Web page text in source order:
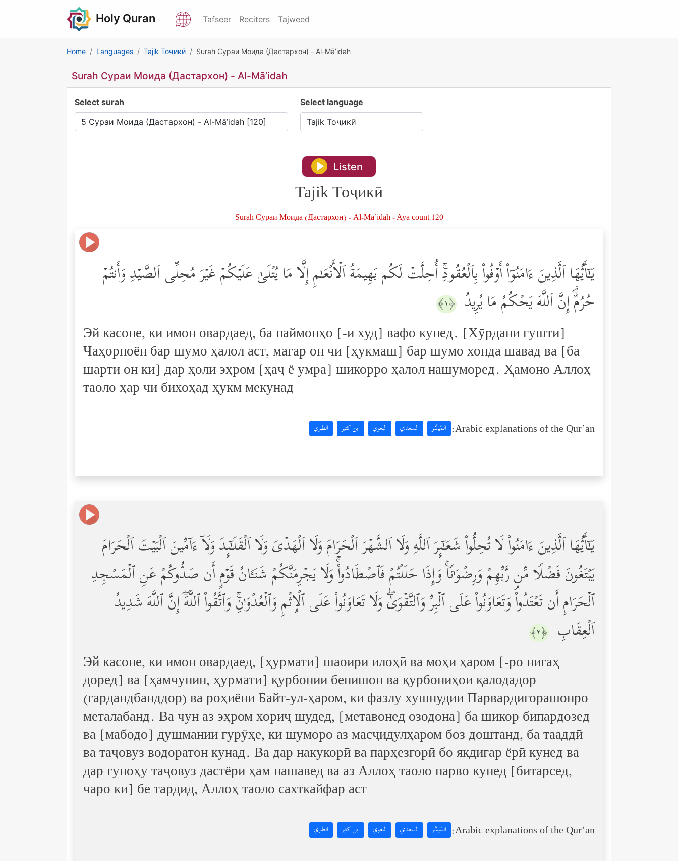
Holy Quran Tafseer Reciters Tajweed
Home Languages Tajik Тоҷикӣ Surah Сураи Моида (Дастархон) - Al-Mā’idah
Surah Сураи Моида (Дастархон) - Al-Mā’idah
Select surah Select language
Listen
Tajik Тоҷикӣ
Surah Сураи Моида (Дастархон) - Al-Mā’idah - Aya count 120
یَـٰۤأَیُّهَا ٱلَّذِینَ ءَامَنُوۤاْ أَوۡفُواْ بِٱلۡعُقُودِۚ أُحِلَّتۡ لَكُم بَهِیمَةُ ٱلۡأَنۡعَـٰمِ إِلَّا مَا یُتۡلَىٰ عَلَیۡكُمۡ غَیۡرَ مُحِلِّی ٱلصَّیۡدِ وَأَنتُمۡ
حُرُمٌۗ إِنَّ ٱللَّهَ یَحۡكُمُ مَا یُرِیدُ ﴿١﴾
Эй касоне, ки имон овардаед, ба паймонҳо [-и худ] вафо кунед. [Хӯрдани гушти]
Чаҳорпоён бар шумо ҳалол аст, магар он чи [ҳукмаш] бар шумо хонда шавад ва [ба
шарти он ки] дар ҳоли эҳром [ҳаҷ ё умра] шикорро ҳалол нашуморед. Ҳамоно Аллоҳ
таоло ҳар чи бихоҳад ҳукм мекунад
Arabic explanations of the Qur’an: المُيسَّر السعدي البغوي ابن كثير الطبري
یَـٰۤأَیُّهَا ٱلَّذِینَ ءَامَنُواْ لَا تُحِلُّواْ شَعَـٰۤىِٕرَ ٱللَّهِ وَلَا ٱلشَّهۡرَ ٱلۡحَرَامَ وَلَا ٱلۡهَدۡیَ وَلَا ٱلۡقَلَـٰۤىِٕدَ وَلَاۤ ءَاۤمِّینَ ٱلۡبَیۡتَ ٱلۡحَرَامَ
یَبۡتَغُونَ فَضۡلࣰا مِّن رَّبِّهِمۡ وَرِضۡوَ ٰ⁠نࣰاۚ وَإِذَا حَلَلۡتُمۡ فَٱصۡطَادُواْۚ وَلَا یَجۡرِمَنَّكُمۡ شَنَـَٔانُ قَوۡمٍ أَن صَدُّوكُمۡ عَنِ ٱلۡمَسۡجِدِ
ٱلۡحَرَامِ أَن تَعۡتَدُواْۘ وَتَعَاوَنُواْ عَلَى ٱلۡبِرِّ وَٱلتَّقۡوَىٰۖ وَلَا تَعَاوَنُواْ عَلَى ٱلۡإِثۡمِ وَٱلۡعُدۡوَ ٰ⁠نِۚ وَٱتَّقُواْ ٱللَّهَۖ إِنَّ ٱللَّهَ شَدِیدُ
ٱلۡعِقَابِ ﴿٢﴾
Эй касоне, ки имон овардаед, [ҳурмати] шаоири илоҳӣ ва моҳи ҳаром [-ро нигаҳ
доред] ва [ҳамчунин, ҳурмати] қурбонии бенишон ва қурбониҳои қалодадор
(гардандбанддор) ва роҳиёни Байт-ул-ҳаром, ки фазлу хушнудии Парвардигорашонро
металабанд. Ва чун аз эҳром хориҷ шудед, [метавонед озодона] ба шикор бипардозед
ва [мабодо] душмании гурӯҳе, ки шуморо аз масҷидулҳаром боз доштанд, ба тааддӣ
ва таҷовуз водоратон кунад. Ва дар накукорӣ ва парҳезгорӣ бо якдигар ёрӣ кунед ва
дар гуноҳу таҷовуз дастёри ҳам нашавед ва аз Аллоҳ таоло парво кунед [битарсед,
чаро ки] бе тардид, Аллоҳ таоло сахткайфар аст
Arabic explanations of the Qur’an: المُيسَّر السعدي البغوي ابن كثير الطبري